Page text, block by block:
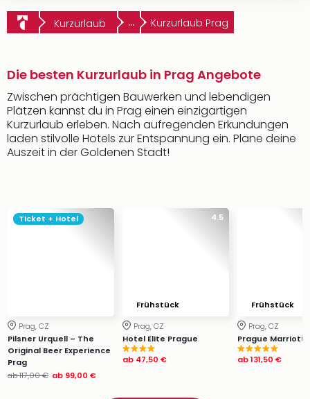
Kurzurlaub ... Kurzurlaub Prag
Die besten Kurzurlaub in Prag Angebote
Zwischen prächtigen Bauwerken und lebendigen
Plätzen kannst du in Prag einen einzigartigen
Kurzurlaub erleben. Nach aufregenden Erkundungen
laden stilvolle Hotels zur Entspannung ein. Plane deine
Auszeit in der Goldenen Stadt!
Ticket + Hotel
Prag, CZ
Pilsner Urquell – The
Original Beer Experience
Prag
ab117,00 € ab 99,00 €
4.5
Frühstück
Prag, CZ
Hotel Elite Prague
ab 47,50 €
Frühstück
Prag, CZ
Prague Marriott
ab131,50 €